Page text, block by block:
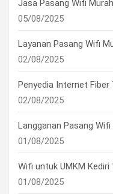
Jasa Pasang Wifi
05/08/2025
Layanan Pasang Wifi
02/08/2025
Penyedia Internet Fiber
02/08/2025
Langganan Pasang
01/08/2025
Wifi untuk UMKM Kediri
01/08/2025